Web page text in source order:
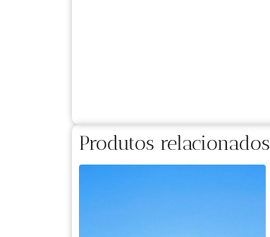
Produtos relacionados